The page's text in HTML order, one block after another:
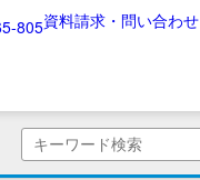
805資料請求・問い合わせ